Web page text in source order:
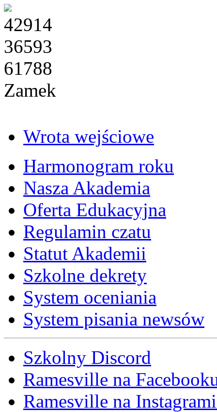
42914
36593
61788
Zamek
Wrota wejściowe
Harmonogram roku
Nasza Akademia
Oferta Edukacyjna
Regulamin czatu
Statut Akademii
Szkolne dekrety
System oceniania
System pisania newsów
Szkolny Discord
Ramesville na
Ramesville na